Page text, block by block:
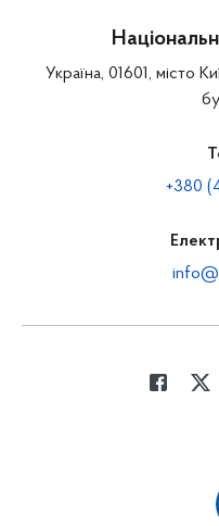
Україна, 01601, місто
+380